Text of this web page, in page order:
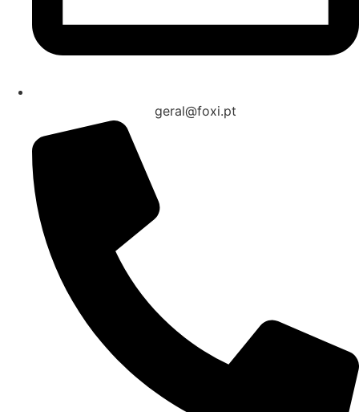
geral@foxi.pt